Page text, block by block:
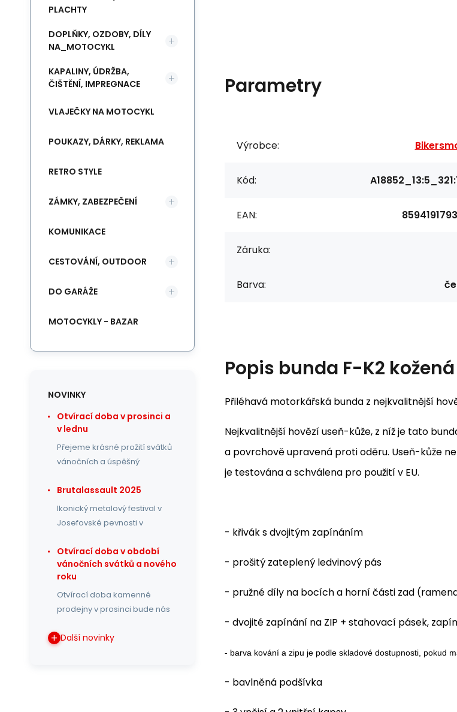
Parametry
Výrobce:
Kód:
EAN:
Záruka:
Barva:
Popis bunda F-K2
Přiléhavá motorkářská bunda z nejkvalitnější
Nejkvalitnější hovězí useň-kůže, z níž je tato
a povrchově upravená proti oděru. Useň-kůže
je testována a schválena pro použití v EU.
- křivák s dvojitým zapínáním
- prošitý zateplený ledvinový pás
- pružné díly na bocích a horní části zad
- dvojité zapínání na ZIP + stahovací pásek,
- barva kování a zipu je podle skladové dostupnosti, pokud
- bavlněná podšívka
PLACHTY
DOPLŇKY, OZDOBY, DÍLY
NA_MOTOCYKL
KAPALINY, ÚDRŽBA,
ČIŠTĚNÍ, IMPREGNACE
VLAJEČKY NA MOTOCYKL
POUKAZY, DÁRKY, REKLAMA
RETRO STYLE
ZÁMKY, ZABEZPEČENÍ
KOMUNIKACE
CESTOVÁNÍ, OUTDOOR
DO GARÁŽE
MOTOCYKLY - BAZAR
NOVINKY
Otvírací doba v prosinci a
v lednu
Přejeme krásné prožití svátků
vánočních a úspěšný
Brutalassault 2025
Ikonický metalový festival v
Josefovské pevnosti v
Otvírací doba v období
vánočních svátků a nového
roku
Otvírací doba kamenné
prodejny v prosinci bude nás
Další novinky